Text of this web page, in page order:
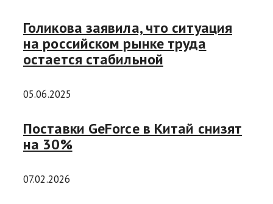
Голикова заявила, что ситуация
на российском рынке труда
остается стабильной
05.06.2025
Поставки GeForce в Китай снизят
на 30%
07.02.2026